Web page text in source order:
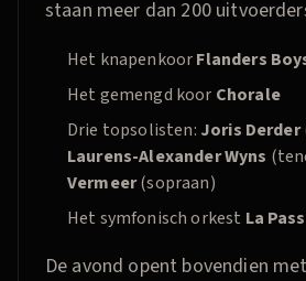
staan meer dan 200
Het knapenkoorFlanders
Het gemengd koor Chorale
Drie topsolisten: Joris Derder
Laurens-Alexander Wyns
Vermeer(sopraan)
Het symfonisch orkest La
De avond opent bovendien